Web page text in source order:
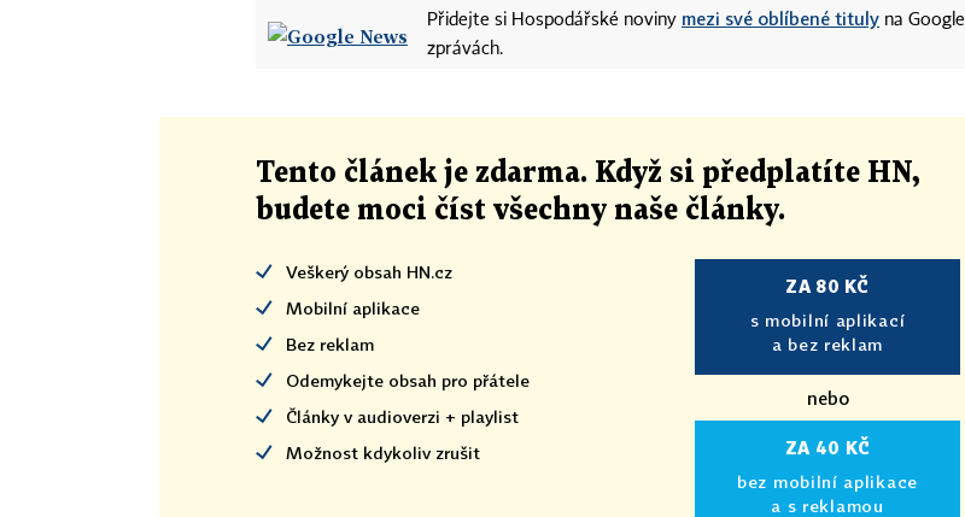
Přidejte si Hospodářské noviny mezi své oblíbené tituly na Google
zprávách.
Tento článek je zdarma. Když si předplatíte HN,
budete moci číst všechny naše články.
Veškerý obsah HN.cz
Mobilní aplikace
Bez reklam
Odemykejte obsah pro přátele
Články v audioverzi + playlist
Možnost kdykoliv zrušit
ZA 80 KČ
s mobilní aplikací
a bez reklam
nebo
ZA 40 KČ
bez mobilní aplikace
a s reklamou